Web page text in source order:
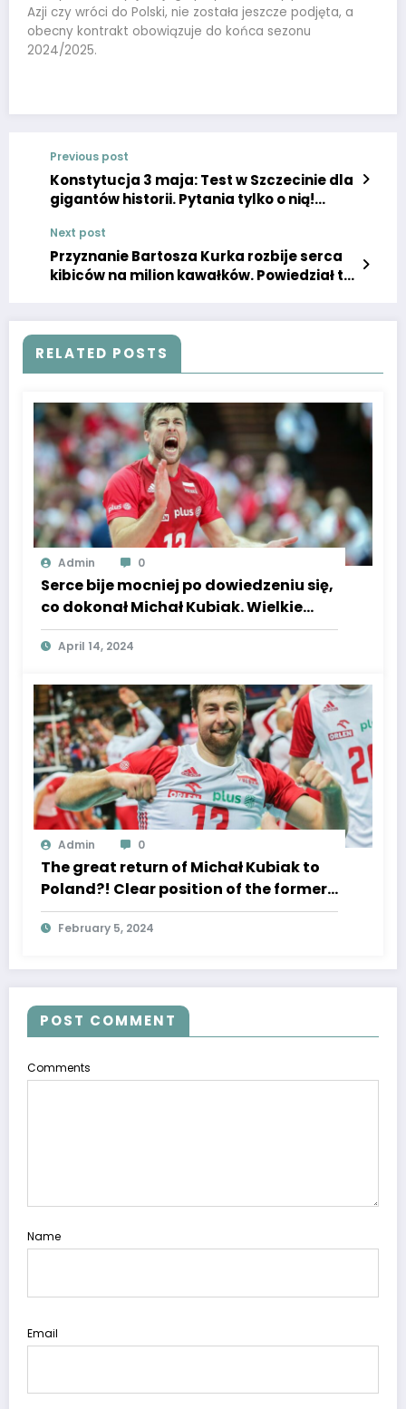
Azji czy wróci do Polski, nie została jeszcze podjęta, a
obecny kontrakt obowiązuje do końca sezonu
2024/2025.
Previous post
Konstytucja 3 maja: Test w Szczecinie dla
gigantów historii. Pytania tylko o nią!
Next post
Przyznanie Bartosza Kurka rozbije serca
kibiców na milion kawałków. Powiedział to,
RELATED POSTS
Admin 0
Serce bije mocniej po dowiedzeniu się,
co dokonał Michał Kubiak. Wielkie
święto
April 14, 2024
Admin 0
The great return of Michał Kubiak to
Poland?! Clear position of the former
captain of the “white-reds”, a real
bombshell
February 5, 2024
POST COMMENT
Comments
Name
Email